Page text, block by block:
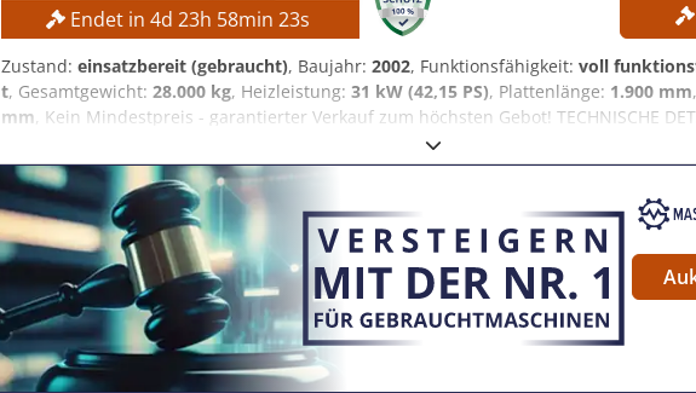
Endet in 4d 23h 58min 22s
Zustand: einsatzbereit (gebraucht), Baujahr: 2002, Funktionsfähigkeit: voll
t, Gesamtgewicht: 28.000 kg, Heizleistung: 31 kW (42,15 PS), Plattenlänge: 1.900 mm
mm, Kein Mindestpreis - garantierter Verkauf zum höchsten Gebot! TECHNISCHE
Pressplattenmaß: 1.900 × 1.600 mm Heizleistung: 31 kW MASCHINEN-DETAILS
Betriebsspannung: 400 V Steuerungsspannung: 220 V Codpjznmbzjfx Ai Ajrf
MP + PE Nennstrom: 160 A Anschlussleistung: 108 kW Maschinengewicht: ca. 28.000
Unterkolben-Heizplattenpresse / Formteilpresse AUSSTATTUNG Beheizte